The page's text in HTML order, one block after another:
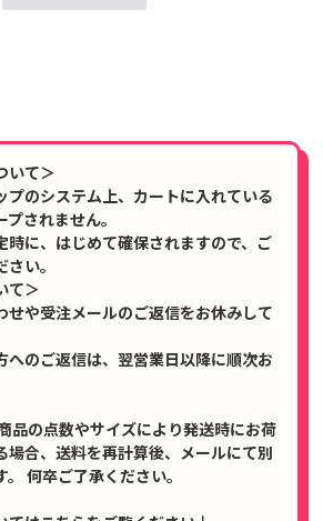
いて＞
プのシステム上、カートに入れている
されません。
時に、はじめて確保されますので、ご
い。
て＞
せや受注メールのご返信をお休みして
へのご返信は、翌営業日以降に順次お
品の点数やサイズにより発送時にお荷
場合、送料を再計算後、メールにて別
何卒ご了承ください。